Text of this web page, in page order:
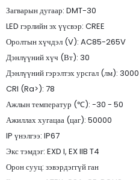
Загварын дугаар: DMT-30
LED гэрлийн эх үүсвэр: CREE
Оролтын хүчдэл (V): AC85-265V
Дэнлүүний хүч (Вт): 30
Дэнлүүний гэрэлтэх урсгал (лм): 3000
CRI (Ra>): 78
Ажлын температур (℃): -30 - 50
Ажиллах хугацаа (цаг): 50000
IP үнэлгээ: IP67
Экс тэмдэг: EXD I, EX IIB T4
Орон сууц: зэвэрдэггүй ган